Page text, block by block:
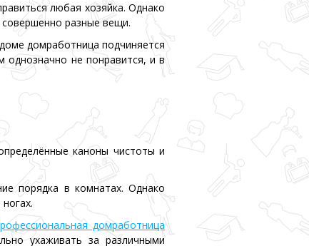
любая хозяйка. Однако
разные вещи.
домработница подчиняется
однозначно не понравится, и в
каноны чистоты и
порядка в комнатах. Однако
домработница
ухаживать за различными